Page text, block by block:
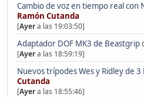
Cambio de voz en tiempo real con
Ramón Cutanda
[Ayera las 19:03:50]
Adaptador DOF MK3 de Beastgrip
[Ayera las 18:59:19]
Nuevos trípodes Wes y Ridley de 3
Cutanda
[Ayera las 18:55:46]